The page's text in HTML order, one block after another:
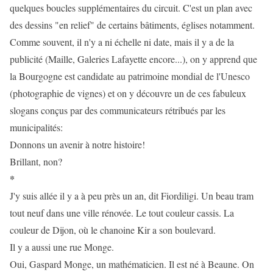
quelques boucles supplémentaires du circuit. C'est un plan avec
des dessins "en relief" de certains bâtiments, églises notamment.
Comme souvent, il n'y a ni échelle ni date, mais il y a de la
publicité (Maille, Galeries Lafayette encore...), on y apprend que
la Bourgogne est candidate au patrimoine mondial de l'Unesco
(photographie de vignes) et on y découvre un de ces fabuleux
slogans conçus par des communicateurs rétribués par les
municipalités:
Donnons un avenir à notre histoire!
Brillant, non?
*
J'y suis allée il y a à peu près un an, dit Fiordiligi. Un beau tram
tout neuf dans une ville rénovée. Le tout couleur cassis. La
couleur de Dijon, où le chanoine Kir a son boulevard.
Il y a aussi une rue Monge.
Oui, Gaspard Monge, un mathématicien. Il est né à Beaune. On